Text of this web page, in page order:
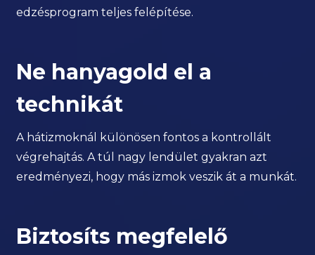
edzésprogram teljes felépítése.
Ne hanyagold el a
technikát
A hátizmoknál különösen fontos a kontrollált
végrehajtás. A túl nagy lendület gyakran azt
eredményezi, hogy más izmok veszik át a munkát.
Biztosíts megfelelő